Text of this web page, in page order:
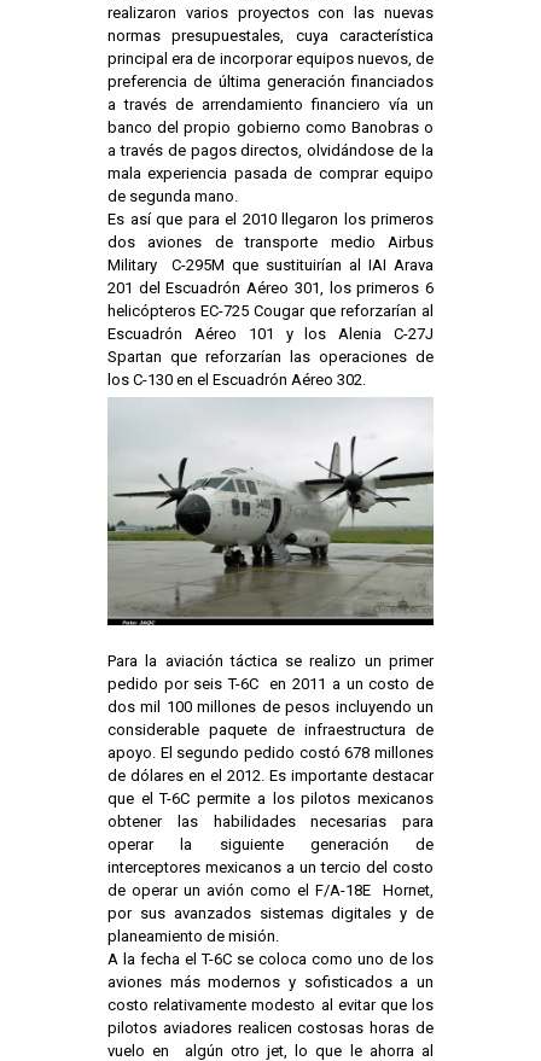
realizaron varios proyectos con las nuevas
normas presupuestales, cuya característica
principal era de incorporar equipos nuevos, de
preferencia de última generación financiados
a través de arrendamiento financiero vía un
banco del propio gobierno como Banobras o
a través de pagos directos, olvidándose de la
mala experiencia pasada de comprar equipo
de segunda mano.
Es así que para el 2010 llegaron los primeros
dos aviones de transporte medio Airbus
Military C-295M que sustituirían al IAI Arava
201 del Escuadrón Aéreo 301, los primeros 6
helicópteros EC-725 Cougar que reforzarían al
Escuadrón Aéreo 101 y los Alenia C-27J
Spartan que reforzarían las operaciones de
los C-130 en el Escuadrón Aéreo 302.
Para la aviación táctica se realizo un primer
pedido por seis T-6C en 2011 a un costo de
dos mil 100 millones de pesos incluyendo un
considerable paquete de infraestructura de
apoyo. El segundo pedido costó 678 millones
de dólares en el 2012. Es importante destacar
que el T-6C permite a los pilotos mexicanos
obtener las habilidades necesarias para
operar la siguiente generación de
interceptores mexicanos a un tercio del costo
de operar un avión como el F/A-18E Hornet,
por sus avanzados sistemas digitales y de
planeamiento de misión.
A la fecha el T-6C se coloca como uno de los
aviones más modernos y sofisticados a un
costo relativamente modesto al evitar que los
pilotos aviadores realicen costosas horas de
vuelo en algún otro jet, lo que le ahorra al